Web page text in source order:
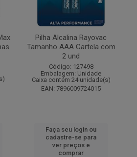
Pilha Alcalina Rayovac
Tamanho AAA Cartela com
2 und
Código: 127498
Embalagem: Unidade
Caixa contém 24 unidade(s)
EAN: 7896009724015
Faça seu login ou
cadastre-se para
ver preços e
comprar